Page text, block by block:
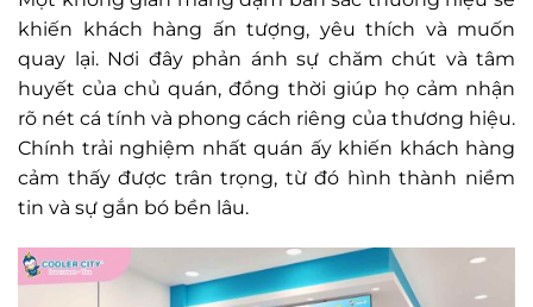
khiến khách hàng ấn tượng, yêu thích và muốn
quay lại. Nơi đây phản ánh sự chăm chút và tâm
huyết của chủ quán, đồng thời giúp họ cảm nhận
rõ nét cá tính và phong cách riêng của thương hiệu.
Chính trải nghiệm nhất quán ấy khiến khách hàng
cảm thấy được trân trọng, từ đó hình thành niềm
tin và sự gắn bó bền lâu.